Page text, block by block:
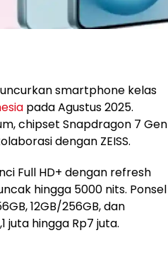
smartphone kelas
pada Agustus 2025.
chipset Snapdragon 7 Gen
dengan ZEISS.
Full HD+ dengan refresh
hingga 5000 nits. Ponsel
12GB/256GB, dan
juta hingga Rp7 juta.